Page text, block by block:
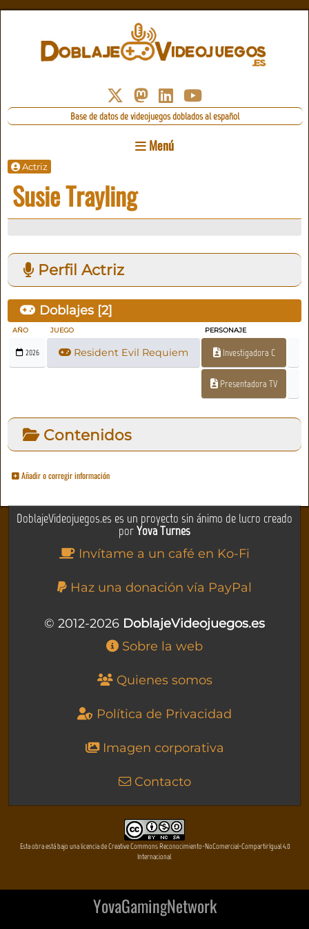
Base de datos de videojuegos doblados al español
Menú
Actriz
Susie Trayling
Perfil Actriz
Doblajes [2]
AÑO JUEGO PERSONAJE
2026 Resident Evil Requiem Investigadora C
Presentadora TV
Contenidos
Añadir o corregir información
DoblajeVideojuegos.es es un proyecto sin ánimo de lucro creado
porYova Turnes
Invítame a un café en Ko-Fi
Haz una donación vía PayPal
© 2012-2026 DoblajeVideojuegos.es
Sobre la web
Quienes somos
Política de Privacidad
Imagen corporativa
Contacto
Esta obra está bajo una licencia de Creative Commons Reconocimiento-NoComercial-CompartirIgual 4.0
Internacional
YovaGamingNetwork